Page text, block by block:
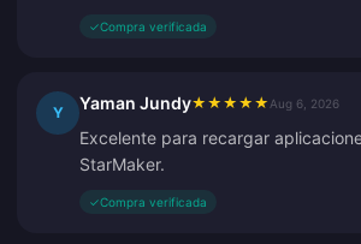
✓Compra verificada
Y Yaman Jundy★ ★ ★ ★ ★ Aug 6, 2026
Excelente para recargar
StarMaker.
✓Compra verificada